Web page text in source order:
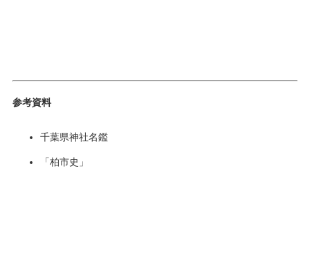
参考資料
千葉県神社名鑑
「柏市史」